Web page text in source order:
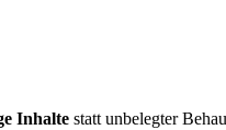
Inhalte statt unbelegter